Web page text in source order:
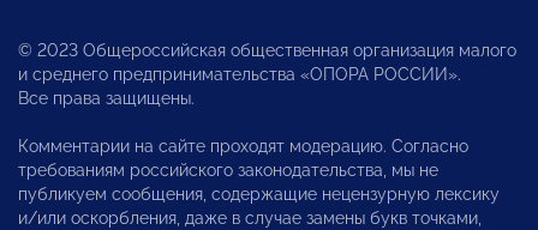
© 2023 Общероссийская общественная организация малого
и среднего предпринимательства «ОПОРА РОССИИ».
Все права защищены.
Комментарии на сайте проходят модерацию. Согласно
требованиям российского законодательства, мы не
публикуем сообщения, содержащие нецензурную лексику
и/или оскорбления, даже в случае замены букв точками,